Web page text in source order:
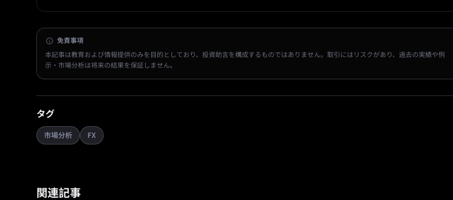
免責事項
本記事は教育および情報提供のみを目的としており、投資助言を構成するものではありません。取引にはリスクがあり、過去の実績や例
示・市場分析は将来の結果を保証しません。
タグ
市場分析 FX
関連記事